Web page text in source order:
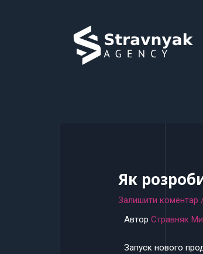
Як
Залишити коментар
АвторСтравняк
Запуск нового
запису